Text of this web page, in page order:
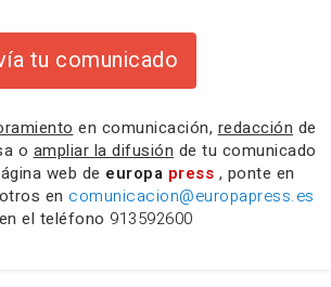
tu comunicado
en comunicación, redacción de
o ampliar la difusión de tu comunicado
web de europa press , ponte en
en comunicacion@europapress.es
el teléfono 913592600